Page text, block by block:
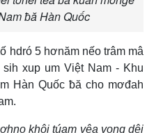
ƀă Hàn Quốc
hdró 5 hơnăm nếo trâm mâ
xup um Việt Nam - Khu
Hàn Quốc ƀă cho mơđah
khôi túam vêa vong dêi